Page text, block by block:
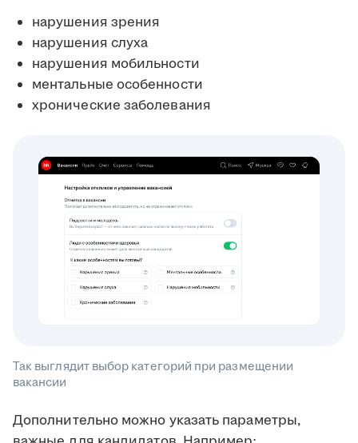
нарушения зрения
нарушения слуха
нарушения мобильности
ментальные особенности
хронические заболевания
Так выглядит выбор категорий при размещении
вакансии
Дополнительно можно указать параметры,